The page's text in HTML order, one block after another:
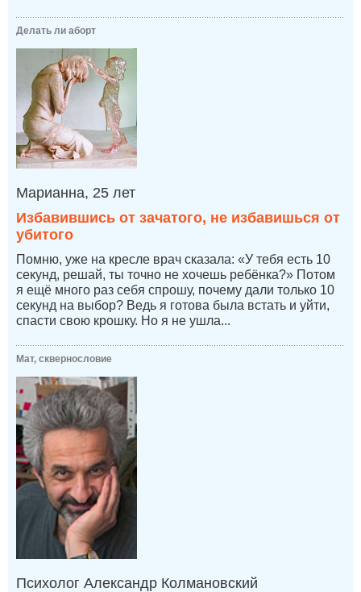
Делать ли аборт
Марианна, 25 лет
Избавившись от зачатого, не избавишься от
убитого
Помню, уже на кресле врач сказала: «У тебя есть 10
секунд, решай, ты точно не хочешь ребёнка?» Потом
я ещё много раз себя спрошу, почему дали только 10
секунд на выбор? Ведь я готова была встать и уйти,
спасти свою крошку. Но я не ушла...
Мат, сквернословие
Психолог Александр Колмановский